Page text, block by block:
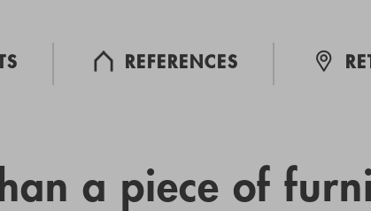
REFERENCES
a piece of